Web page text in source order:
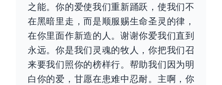
之能。你的爱使我们重新踊跃，使我们不
在黑暗里走，而是顺服赐生命圣灵的律，
在你里面作新造的人。谢谢你爱我们直到
永远。你是我们灵魂的牧人，你把我们召
来要我们照你的榜样行。帮助我们因为明
白你的爱，甘愿在患难中忍耐。主啊，你